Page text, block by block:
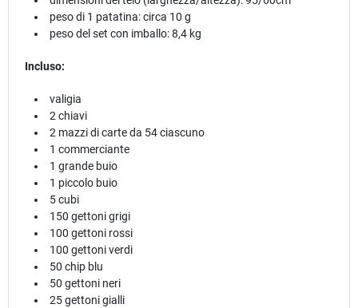
peso di 1 patatina: circa 10 g
peso del set con imballo: 8,4 kg
Incluso:
valigia
2 chiavi
2 mazzi di carte da 54 ciascuno
1 commerciante
1 grande buio
1 piccolo buio
5 cubi
150 gettoni grigi
100 gettoni rossi
100 gettoni verdi
50 chip blu
50 gettoni neri
25 gettoni gialli